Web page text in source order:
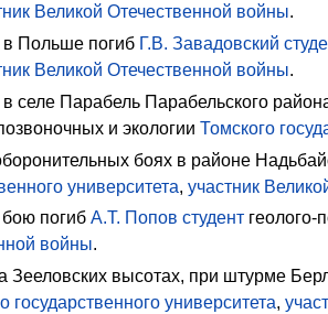
Великой Отечественной войны.
Польше погиб Г.В. Завадовский
Великой Отечественной войны.
селе Парабель Парабельского
и экологии Томского
боях в районе
университета, участник
погиб А.Т. Попов студентгеолого-
войны.
Зееловских высотах, при штурме
государственного университета,